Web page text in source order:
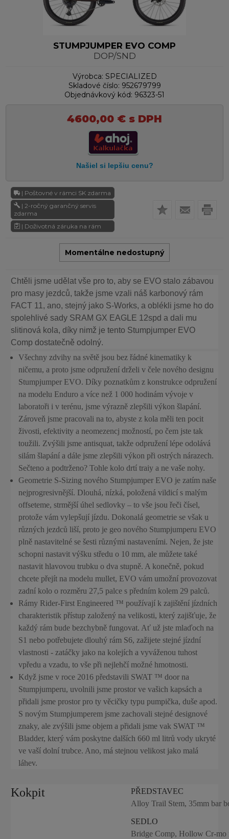
STUMPJUMPER EVO COMP
DOP/SND
Výrobca: SPECIALIZED
Skladové číslo: 952679799
Objednávkový kód: 96323-51
4600,00 € s DPH
| Poštovné v rámci SK zdarma
| 2-ročný garančný servis
zdarma
| Doživotná záruka na rám
Momentálne nedostupný
Chtěli jsme udělat vše pro to, aby se EVO stalo zábavou
pro masy jezdců, takže jsme vzali náš karbonový rám
FACT 11, ano, stejný jako S-Works, a oblékli jsme ho do
spolehlivé sady SRAM GX EAGLE 12spd a dali mu
slitinová kola, díky nimž je tento Stumpjumper EVO
Comp dostatečně odolný.
Všechny zdvihy na světě jsou bez řádné kinematiky k
ničemu, a proto jsme odpružení drželi v čele nového designu
Stumpjumper EVO. Díky poznatkům z konstrukce odpružení
na modelu Enduro a více než 1 000 hodinám vývoje v
laboratoři i v terénu, jsme výrazně zlepšili výkon šlapání.
Zároveň jsme pracovali na to, abyste z kola měli ten pocit
živosti, efektivity a neomezencj možností, po čem jste tak
toužili. Zvýšili jsme antisquat, takže odpružení lépe odolává
silám šlapání a dále jsme zlepšili výkon při ostrých nárazech.
Sečteno a podtrženo? Tohle kolo drtí traiy a ne vaše nohy.
Geometrie S-Sizing nového Stumpjumper EVO je zatím naše
nejprogresivnější. Dlouhá, nízká, položená vildicí s malým
offseteme, strmější úhel sedlovky – to vše jsou řeči čísel,
protože vám vylepšují jízdu. Dokonalá geometrie se však u
různých jezdců liší, proto je geo nového Stumpjumperu EVO
plně nastavitelné se šesti různými nastaveními. Nejen, že jste
schopni nastavit výšku středu o 10 mm, ale můžete také
nastavit hlavovou trubku o dva stupně. A konečně, pokud
chcete přejít na modelu mullet, EVO vám umožní provozovat
zadní kolo o rozměru 27,5 palce s předním kolem 29 palců.
Rámy Rider-First Engineered ™ používají k zajištění jízdních
charakteristik přístup založený na velikosti, který zajišťuje, že
každý rám bude bezchybně fungovat. Ať už jste mlaďoch na
S1 nebo potřebujete dlouhý rám S6, zažijete stejné jízdní
vlastnosti - zatáčky jako na kolejích a vyváženou tuhost
vpředu a vzadu, to vše při nejlehčí možné hmotnosti.
Když jsme v roce 2016 představili SWAT ™ door na
Stumpjumperu, uvolnili jsme prostor ve vašich kapsách a
přidali jsme prostor pro ty věcičky typu pumpička, duše apod.
S novým Stumpjumperem jsme zachovali stejné designové
znaky, ale zvýšili jsme objem a přidali jsme vak SWAT ™
Bladder, který vám poskytne dalších 660 ml litrů vody ukryté
ve vaší dolní trubce. Ano, má stejnou velikost jako malá
láhev.
Kokpit
PŘEDSTAVEC
Alloy Trail Stem, 35mm bar
SEDLO
Bridge Comp, Hollow Cr-mo